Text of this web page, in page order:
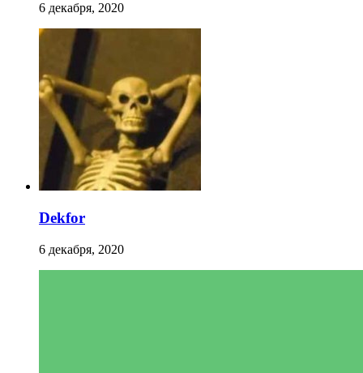
6 декабря, 2020
Dekfor
6 декабря, 2020